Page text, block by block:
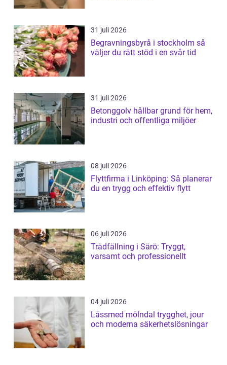
31 juli 2026
Begravningsbyrå i stockholm så
väljer du rätt stöd i en svår tid
31 juli 2026
Betonggolv hållbar grund för hem,
industri och offentliga miljöer
08 juli 2026
Flyttfirma i Linköping: Så planerar
du en trygg och effektiv flytt
06 juli 2026
Trädfällning i Särö: Tryggt,
varsamt och professionellt
04 juli 2026
Låssmed mölndal trygghet, jour
och moderna säkerhetslösningar